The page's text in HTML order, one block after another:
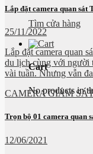
Tìm cửa hàng
Cart
No products in
Lắp đặt camera quan sát
25/11/2022
Lắp đặt camera quan
du lịch cùng với người
vài tuần. Nhưng vẫn
CAMERA GIÁM
Trọn bộ 01 camera quan
12/06/2021